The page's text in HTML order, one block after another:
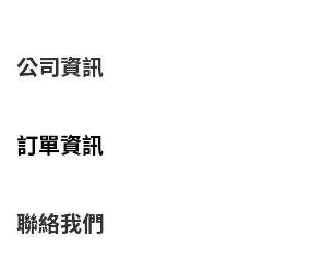
公司資訊
訂單資訊
聯絡我們